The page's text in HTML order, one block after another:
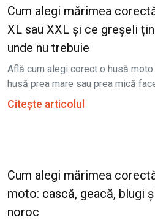
Cum alegi mărimea
XL sau XXL și ce greșeli
unde nu trebuie
Află cum alegi corect o husă moto
husă prea mare sau prea mică
Citește articolul
Cum alegi mărimea
moto: cască, geacă, blugi
noroc